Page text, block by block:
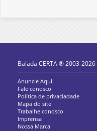
Balada CERTA ® 2003-
Anuncie Aqui
Fale conosco
Política de privaciadade
Mapa do site
Trabalhe conosco
Imprensa
Nossa Marca